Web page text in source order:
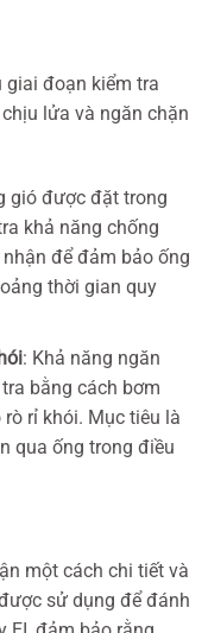
giai đoạn kiểm tra
lửa và ngăn chặn
gió được đặt trong
khả năng chống
để đảm bảo ống
thời gian quy
: Khả năng ngăn
bằng cách bơm
rỉ khói. Mục tiêu là
qua ống trong điều
một cách chi tiết và
sử dụng để đánh